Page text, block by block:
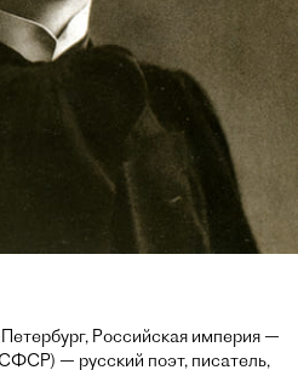
Российская империя —
— русский поэт, писатель,